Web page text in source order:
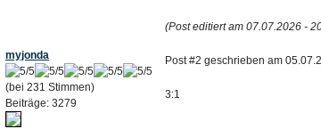
(Post editiert am 07.07.2026 -
myjonda
(bei 231 Stimmen)
Beiträge: 3279
Post #2 geschrieben am
3:1